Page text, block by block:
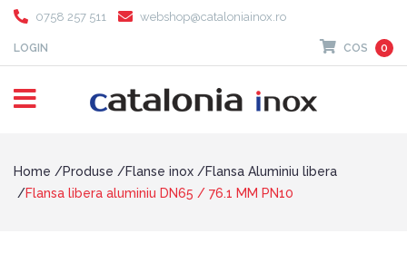
0758 257 511 webshop@cataloniainox.ro
LOGIN COS 0
Home Produse Flanse inox
Flansa Aluminiu libera
Flansa libera aluminiu DN65 / 76.1 MM PN10